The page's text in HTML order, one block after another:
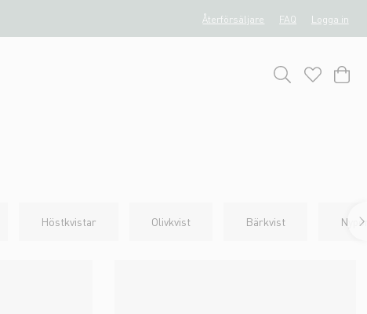
Återförsäljare FAQ Logga in
Höstkvistar Olivkvist Bärkvist